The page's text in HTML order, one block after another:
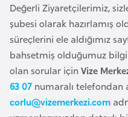
Değerli Ziyaretçilerimiz,
şubesi olarak hazırlamış
süreçlerini ele aldığımız
bahsetmiş olduğumuz
olan sorular içinVize
63 07 numaralı telefondan
corlu@vizemerkezi.com
b
t
Ç